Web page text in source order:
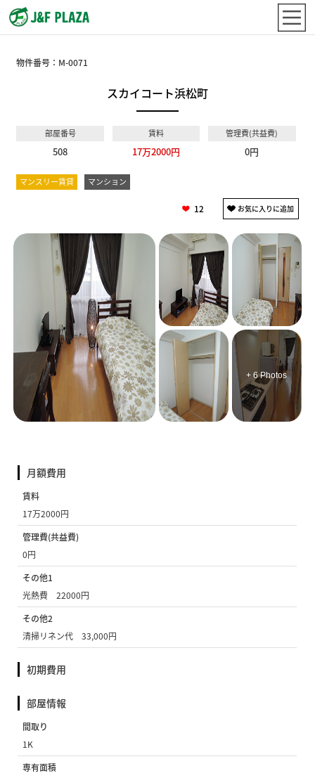
物件番号： M-0071
スカイコート浜松町
部屋番号
508
賃料
17万2000円
管理費(共益費)
0円
マンスリー賃貸 マンション
12
+ 6 Photos
月額費用
賃料
17万2000円
管理費(共益費)
0円
その他1
光熱費 22000円
その他2
清掃リネン代 33,000円
初期費用
部屋情報
間取り
1K
専有面積